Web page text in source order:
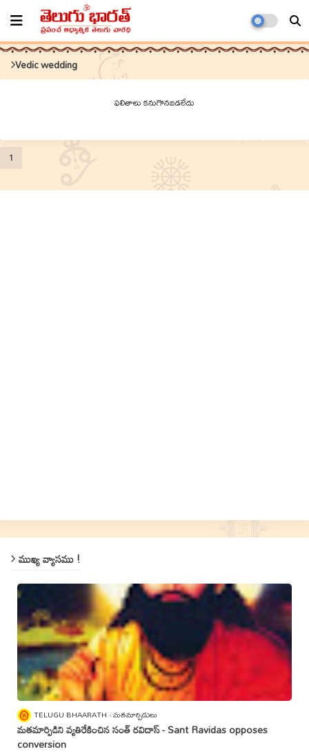
Vedic wedding
ఫలితాలు కనుగొనబడలేదు
1
ముఖ్య వ్యాసము !
TELUGU BHAARATH మతమార్పిడులు
మతమార్పిడిని వ్యతిరేకించిన సంత్‌ రవిదాస్‌ - Sant Ravidas opposes
conversion